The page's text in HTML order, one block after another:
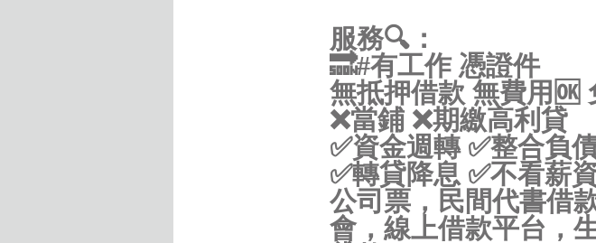
服務🔍：
🔜#有工作 憑證件
無抵押借款 無費用🆗
❌當鋪 ❌期繳高利貸
✅資金週轉 ✅整合負
✅轉貸降息 ✅不看薪
公司票，民間代書借
會，線上借款平台，